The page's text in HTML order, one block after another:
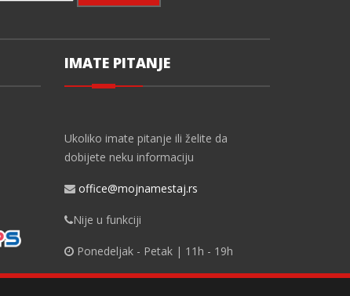
IMATE PITANJE
Ukoliko imate pitanje ili želite da
dobijete neku informaciju
office@mojnamestaj.rs
Nije u funkciji
Ponedeljak - Petak | 11h - 19h